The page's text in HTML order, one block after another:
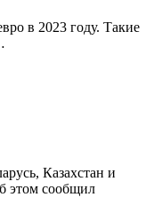
в 2023 году. Такие
Казахстан и
этом сообщил